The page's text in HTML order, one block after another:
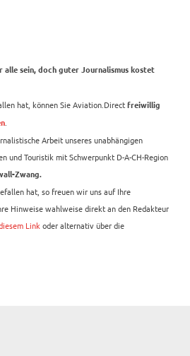
sein, doch guter Journalismus kostet
hat, können Sie Aviation.Direct freiwillig
Arbeit unseres unabhängigen
und Touristik mit Schwerpunkt D-A-CH-Region
Zwang.
hat, so freuen wir uns auf Ihre
Hinweise wahlweise direkt an den Redakteur
Link oder alternativ über die